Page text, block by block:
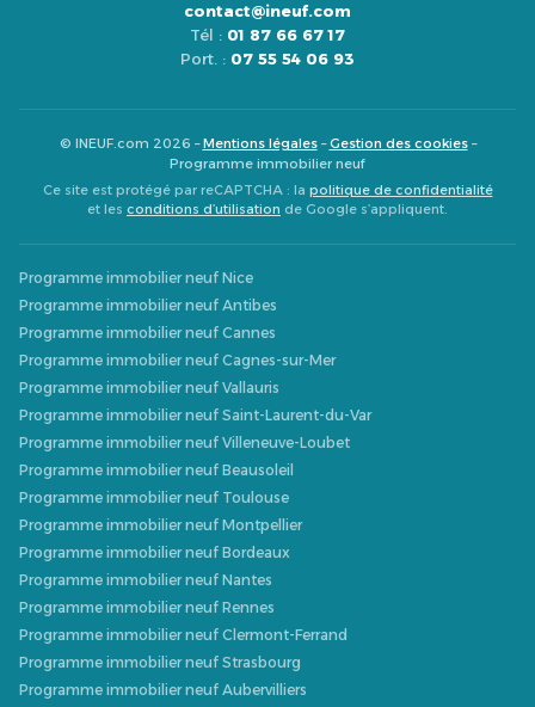
contact@ineuf.com
Tél : 01 87 66 67 17
Port. : 07 55 54 06 93
© INEUF.com 2026 –Mentions légales–Gestion des cookies–
Programme immobilier neuf
Ce site est protégé par reCAPTCHA : la politique de confidentialité
et les conditions d’utilisation de Google s’appliquent.
Programme immobilier neuf Nice
Programme immobilier neuf Antibes
Programme immobilier neuf Cannes
Programme immobilier neuf Cagnes-sur-Mer
Programme immobilier neuf Vallauris
Programme immobilier neuf Saint-Laurent-du-Var
Programme immobilier neuf Villeneuve-Loubet
Programme immobilier neuf Beausoleil
Programme immobilier neuf Toulouse
Programme immobilier neuf Montpellier
Programme immobilier neuf Bordeaux
Programme immobilier neuf Nantes
Programme immobilier neuf Rennes
Programme immobilier neuf Clermont-Ferrand
Programme immobilier neuf Strasbourg
Programme immobilier neuf Aubervilliers